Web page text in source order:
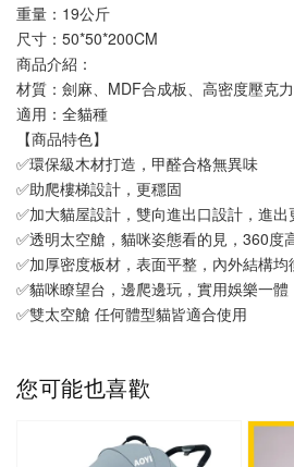
重量：19公斤
尺寸：50*50*200CM
商品介紹：
材質：劍麻、MDF合成板、高密度壓克
適用：全貓種
【商品特色】
✅環保級木材打造，甲醛合格無異味
✅助爬樓梯設計，更穩固
✅加大貓屋設計，雙向進出口設計，進出
✅透明太空艙，貓咪姿態看的見，360度
✅加厚密度板材，表面平整，內外結構均
✅貓咪瞭望台，邊爬邊玩，實用娛樂一體
✅雙太空艙 任何體型貓皆適合使用
您可能也喜歡